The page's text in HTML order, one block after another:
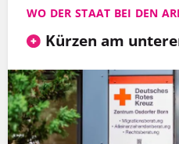
WO DER STAAT BEI DEN
Kürzen am